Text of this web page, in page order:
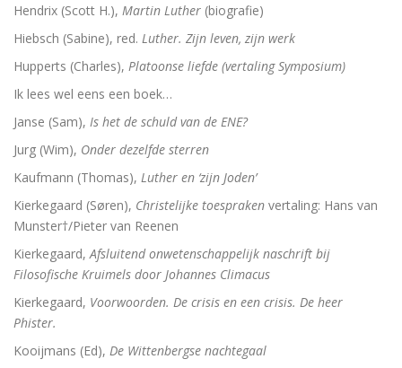
Hendrix (Scott H.), Martin Luther (biografie)
Hiebsch (Sabine), red. Luther. Zijn leven, zijn werk
Hupperts (Charles), Platoonse liefde (vertaling Symposium)
Ik lees wel eens een boek…
Janse (Sam), Is het de schuld van de ENE?
Jurg (Wim), Onder dezelfde sterren
Kaufmann (Thomas), Luther en ‘zijn Joden’
Kierkegaard (Søren), Christelijke toespraken vertaling: Hans van
Munster†/Pieter van Reenen
Kierkegaard, Afsluitend onwetenschappelijk naschrift bij
Filosofische Kruimels door Johannes Climacus
Kierkegaard, Voorwoorden. De crisis en een crisis. De heer
Phister.
Kooijmans (Ed), De Wittenbergse nachtegaal